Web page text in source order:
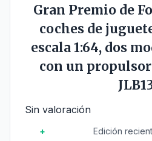
Gran Premio de
coches de
escala 1:64, dos
con un
Sin valoración
Edición